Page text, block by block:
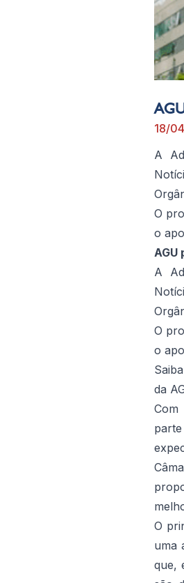
18/
A
O
o
AGU
A
O
o
da
Com
O
uma
que,